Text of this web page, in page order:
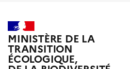
MINISTÈRE DE LA
TRANSITION
ÉCOLOGIQUE,